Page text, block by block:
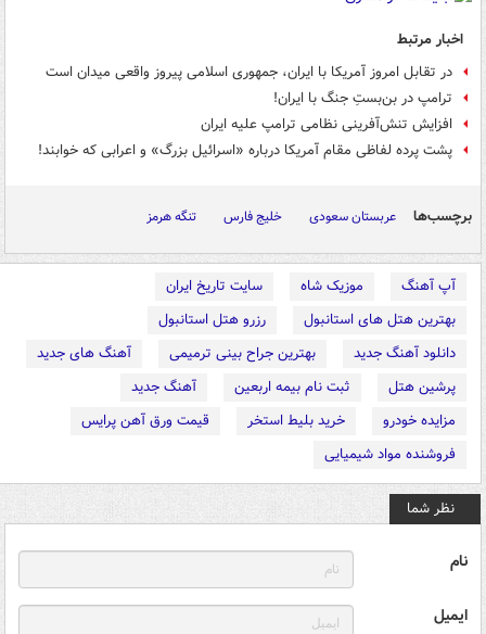
اخبار مرتبط
در تقابل امروز آمریکا با ایران، جمهوری اسلامی پیروز واقعی میدان است
ترامپ در بن‌بستِ جنگ با ایران!
افزایش تنش‌آفرینی نظامی ترامپ علیه ایران
پشت پرده لفاظی مقام آمریکا درباره «اسرائیل بزرگ» و اعرابی که خوابند!
برچسب‌ها عربستان سعودی خلیج فارس تنگه هرمز
آپ آهنگ موزیک شاه
سایت تاریخ ایران
بهترین هتل های استانبول
رزرو هتل استانبول
دانلود آهنگ جدید
بهترین جراح بینی ترمیمی
آهنگ های جدید
پرشین هتل
ثبت نام بیمه اربعین
آهنگ جدید
مزایده خودرو
خرید بلیط استخر
قیمت ورق آهن پرایس
فروشنده مواد شیمیایی
نظر شما
نام
ایمیل